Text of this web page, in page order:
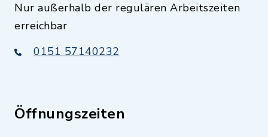
Nur außerhalb der regulären Arbeitszeiten
erreichbar
0151 57140232
Öffnungszeiten